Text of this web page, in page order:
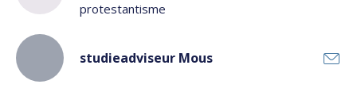
protestantisme
studieadviseur Mous